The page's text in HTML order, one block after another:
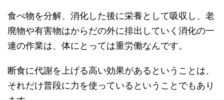
食べ物を分解、消化した後に栄養として吸収し、老
廃物や有害物はからだの外に排出していく消化の一
連の作業は、体にとっては重労働なんです。
断食に代謝を上げる高い効果があるということは、
それだけ普段に力を使っているということでもあり